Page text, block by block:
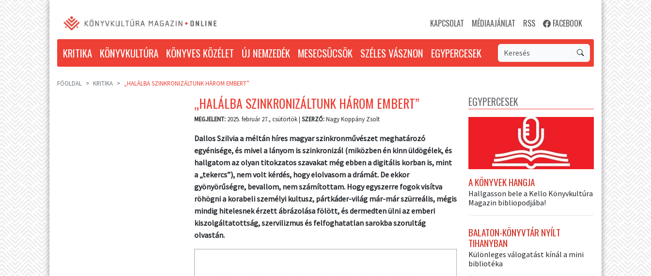
KAPCSOLAT MÉDIAAJÁNLAT RSS FACEBOOK
KRITIKA KÖNYVKULTÚRA KÖNYVES KÖZÉLET ÚJ NEMZEDÉK MESECSÜCSÖK SZÉLES VÁSZNON EGYPERCESEK
FŐOLDAL KRITIKA „HALÁLBA SZINKRONIZÁLTUNK HÁROM EMBERT”
„HALÁLBA SZINKRONIZÁLTUNK HÁROM EMBERT”
MEGJELENT: 2025. február 27., csütörtök | SZERZŐ:Nagy Koppány Zsolt
Dallos Szilvia a méltán híres magyar szinkronművészet meghatározó
egyénisége, és mivel a lányom is szinkronizál (miközben én kinn üldögélek, és
hallgatom az olyan titokzatos szavakat még ebben a digitális korban is, mint
a „tekercs”), nem volt kérdés, hogy elolvasom a drámát. De ekkor
gyönyörűségre, bevallom, nem számítottam. Hogy egyszerre fogok visítva
röhögni a korabeli személyi kultusz, pártkáder-világ már-már szürreális, mégis
mindig hitelesnek érzett ábrázolása fölött, és dermedten ülni az emberi
kiszolgáltatottság, szervilizmus és felfoghatatlan sarokba szorultág
olvastán.
EGYPERCESEK
A KÖNYVEK HANGJA
Hallgasson bele a Kello Könyvkultúra
Magazin bibliopodjába!
BALATON-KÖNYVTÁR NYÍLT
TIHANYBAN
Különleges válogatást kínál a mini
bibliotéka